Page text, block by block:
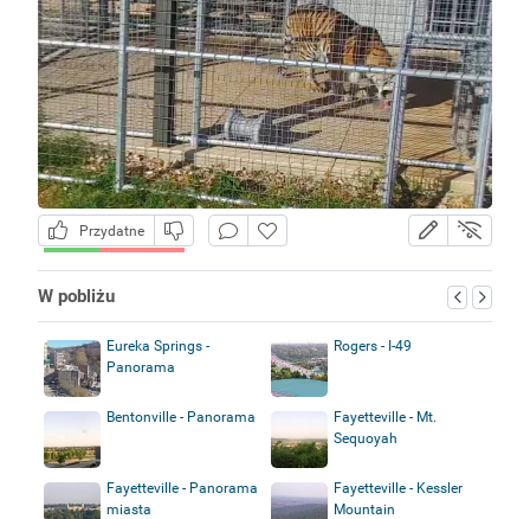
Przydatne
W pobliżu
Eureka Springs -
Panorama
Rogers - I-49
Bentonville - Panorama
Fayetteville - Mt.
Sequoyah
Fayetteville - Panorama
miasta
Fayetteville - Kessler
Mountain